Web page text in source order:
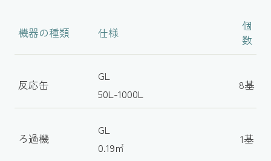
機器の種類 仕様
個
数
反応缶
GL
50L-1000L
8基
ろ過機
GL
0.19㎡
1基